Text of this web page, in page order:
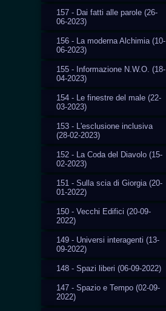
157 - Dai fatti alle parole (26-
06-2023)
156 - La moderna Alchimia (10-
06-2023)
155 - Informazione N.W.O. (18-
04-2023)
154 - Le finestre del male (22-
03-2023)
153 - L'esclusione inclusiva
(28-02-2023)
152 - La Coda del Diavolo (15-
02-2023)
151 - Sulla scia di Giorgia (20-
01-2022)
150 - Vecchi Edifici (20-09-
2022)
149 - Universi interagenti (13-
09-2022)
148 - Spazi liberi (06-09-2022)
147 - Spazio e Tempo (02-09-
2022)